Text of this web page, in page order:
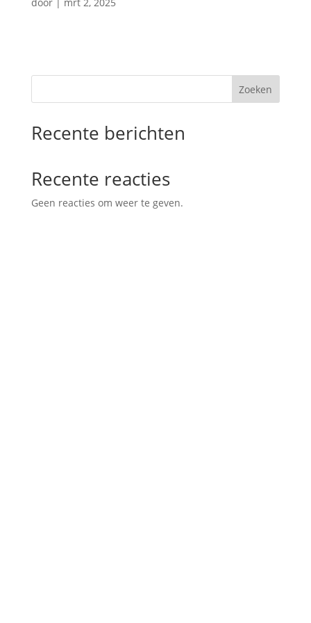
Zoeken
Recente berichten
Recente reacties
Geen reacties om weer te geven.